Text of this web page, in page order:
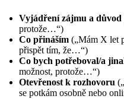
Vyjádření zájmu a důvod
protože…“)
Co přináším („Mám X let
přispět tím, že…“)
Co bych potřeboval/a
možnost, protože…“)
Otevřenost k rozhovoru
se potkám osobně nebo